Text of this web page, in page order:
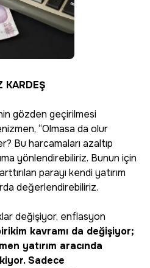
KARDEŞ
gözden geçirilmesi
“Olmasa da olur
Bu harcamaları azaltıp
yönlendirebiliriz. Bunun için
parayı kendi yatırım
değerlendirebiliriz.
değişiyor, enflasyon
kavramı da değişiyor;
yatırım aracında
Sadece